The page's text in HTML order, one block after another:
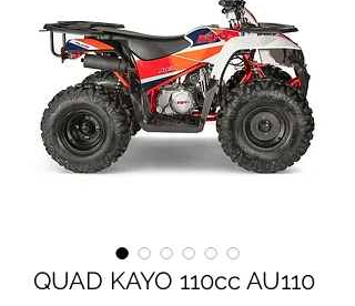
QUAD KAYO 110cc AU110